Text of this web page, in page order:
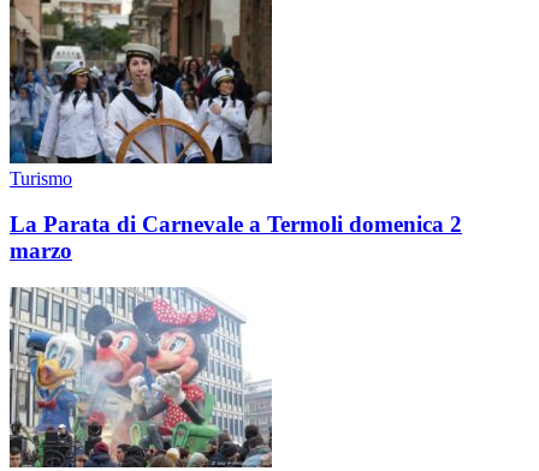
Turismo
La Parata di Carnevale a Termoli domenica 2
marzo